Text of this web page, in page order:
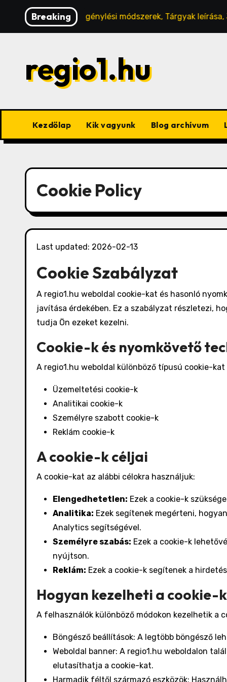
content
Breaking
csomagok: Igénylési módszerek, Tárgyak leírása,
regio1.hu
Kezdőlap Kik vagyunk Blog archívum
Cookie Policy
Last updated: 2026-02-13
Cookie Szabályzat
A regio1.hu weboldal cookie-kat és hasonló
javítása érdekében. Ez a szabályzat részletezi,
tudja Ön ezeket kezelni.
Cookie-k és nyomkövető
A regio1.hu weboldal különböző típusú cookie-
Üzemeltetési cookie-k
Analitikai cookie-k
Személyre szabott cookie-k
Reklám cookie-k
A cookie-k céljai
A cookie-kat az alábbi célokra használjuk:
Elengedhetetlen: Ezek a cookie-k
Analitika: Ezek segítenek megérteni,
Analytics segítségével.
Személyre szabás: Ezek a cookie-k
nyújtson.
Reklám: Ezek a cookie-k segítenek a
Hogyan kezelheti a cookie-
A felhasználók különböző módokon kezelhetik a
Böngésző beállítások: A legtöbb böngésző
Weboldal banner: A regio1.hu weboldalon
elutasíthatja a cookie-kat.
Harmadik féltől származó eszközök: